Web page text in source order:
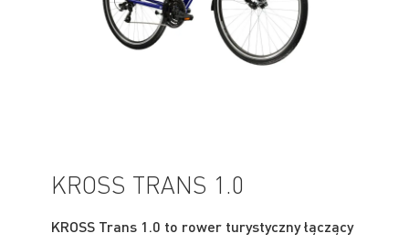
KROSS TRANS 1.0
KROSS Trans 1.0 to rower turystyczny łączący